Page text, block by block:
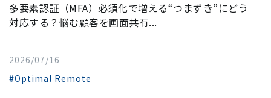
多要素認証（MFA）必須化で増える“つまずき”にどう
対応する？悩む顧客を画面共有...
2026/07/16
#Optimal Remote